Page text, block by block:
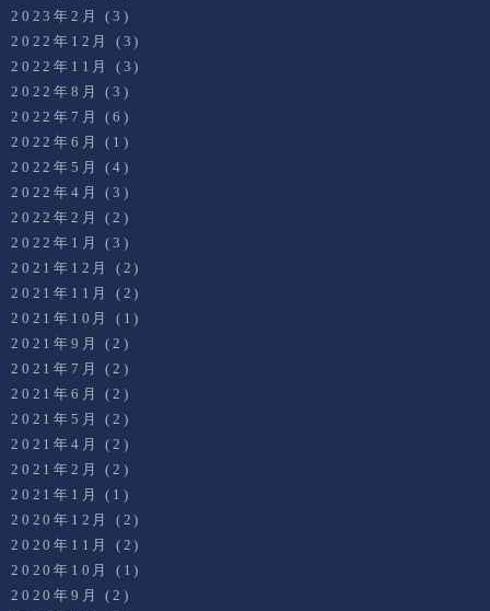
2023年2月
(3)
2022年12月
(3)
2022年11月
(3)
2022年8月
(3)
2022年7月
(6)
2022年6月
(1)
2022年5月
(4)
2022年4月
(3)
2022年2月
(2)
2022年1月
(3)
2021年12月
(2)
2021年11月
(2)
2021年10月
(1)
2021年9月
(2)
2021年7月
(2)
2021年6月
(2)
2021年5月
(2)
2021年4月
(2)
2021年2月
(2)
2021年1月
(1)
2020年12月
(2)
2020年11月
(2)
2020年10月
(1)
2020年9月
(2)